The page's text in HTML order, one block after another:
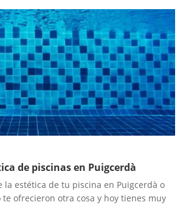
de piscinas en Puigcerdà
la estética de tu piscina en Puigcerdà o
ofrecieron otra cosa y hoy tienes muy